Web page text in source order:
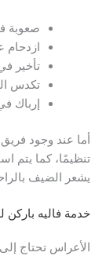
صعوبة
ازدحام
تأخير
تكدس
إرباك
أما عند وجود
تنظيمًا، كما يتم
يشعر الضيف
خدمة فاليه
الأعراس تحتاج